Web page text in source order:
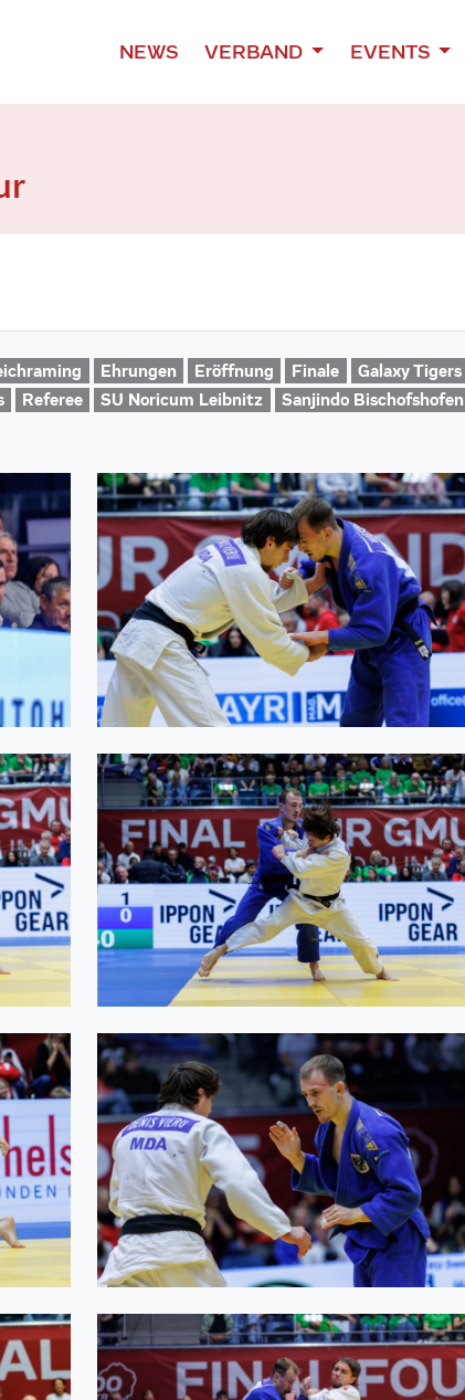
NEWS VERBAND EVENTS
Ehrungen Eröffnung Finale Galaxy Tigers
Referee SU Noricum Leibnitz Sanjindo Bischofshofen